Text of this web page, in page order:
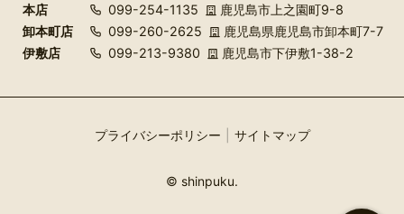
本店 099-254-1135
鹿児島市上之園町9-8
卸本町店
099-260-2625
鹿児島県鹿児島市卸本町7-7
伊敷店
099-213-9380 鹿児島市下伊敷1-38-2
プライバシーポリシー サイトマップ
© shinpuku.